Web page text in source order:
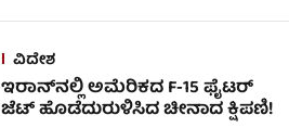
ವಿದೇಶ
ಇರಾನ್‌ನಲ್ಲಿ ಅಮೆರಿಕದ F-15 ಫೈಟರ್
ಜೆಟ್ ಹೊಡೆದುರುಳಿಸಿದ ಚೀನಾದ ಕ್ಷಿಪಣಿ!